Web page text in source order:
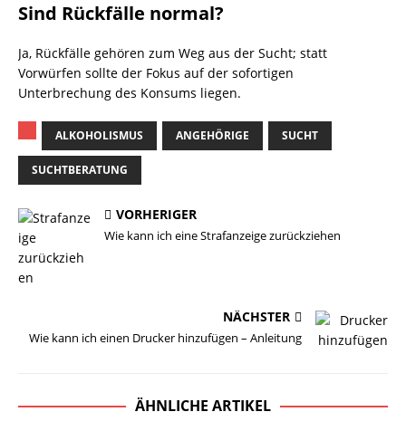
Sind Rückfälle normal?
Ja, Rückfälle gehören zum Weg aus der Sucht; statt
Vorwürfen sollte der Fokus auf der sofortigen
Unterbrechung des Konsums liegen.
ALKOHOLISMUS ANGEHÖRIGE SUCHT
SUCHTBERATUNG
VORHERIGER
Wie kann ich eine Strafanzeige zurückziehen
NÄCHSTER
Wie kann ich einen Drucker hinzufügen – Anleitung
ÄHNLICHE ARTIKEL